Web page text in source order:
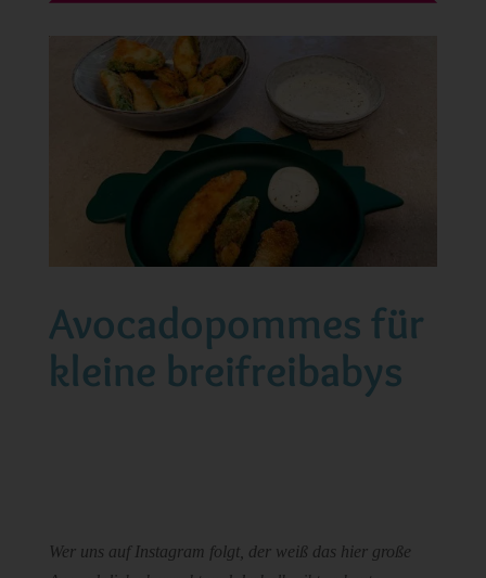
Avocadopommes für
kleine breifreibabys
Wer uns auf Instagram folgt, der weiß das hier große